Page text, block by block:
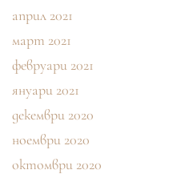
април 2021
март 2021
февруари 2021
януари 2021
декември 2020
ноември 2020
октомври 2020